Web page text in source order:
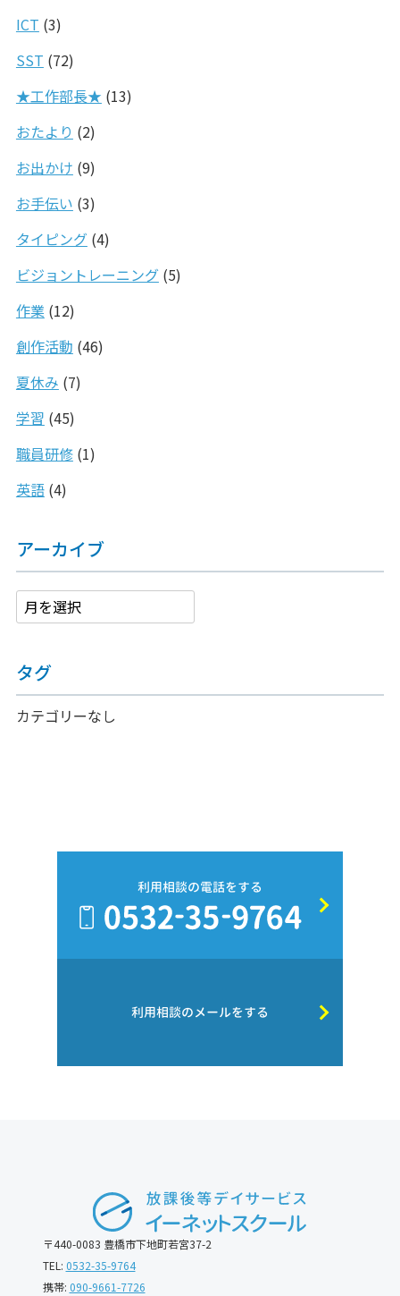
ICT (3)
SST (72)
★工作部長★ (13)
おたより (2)
お出かけ (9)
お手伝い (3)
タイピング(4)
ビジョントレーニング(5)
作業(12)
創作活動 (46)
夏休み (7)
学習 (45)
職員研修(1)
英語(4)
アーカイブ
タグ
カテゴリーなし
利用相談の電話をする
利用相談のメールをする
〒440-0083 豊橋市下地町若宮37-2
TEL: 0532-35-9764
携帯: 090-9661-7726